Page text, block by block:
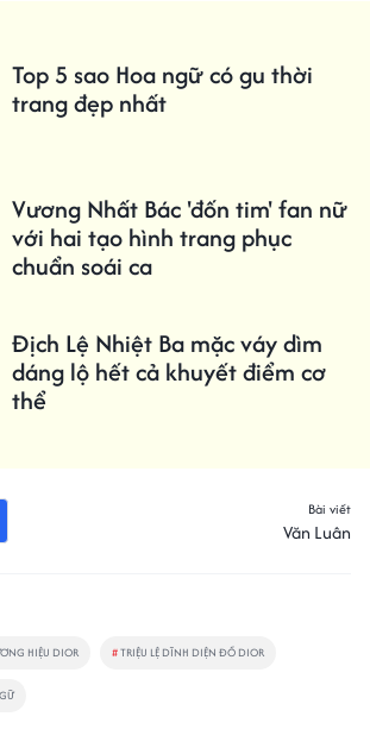
Top 5 sao Hoa ngữ có gu thời
trang đẹp nhất
Vương Nhất Bác 'đốn tim' fan nữ
với hai tạo hình trang phục
chuẩn soái ca
Địch Lệ Nhiệt Ba mặc váy dìm
dáng lộ hết cả khuyết điểm cơ
thể
Bài viết
Văn Luân
HIỆU DIOR #TRIỆU LỆ DĨNH DIỆN ĐỒ DIOR